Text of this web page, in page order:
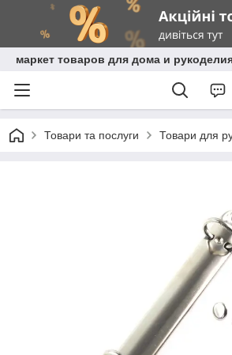
маркет товаров для дома и
Товари та послуги Товари для